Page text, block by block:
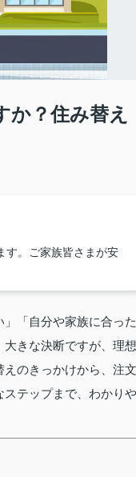
か？住み替え
す。ご家族皆さまが安
「自分や家族に合った
きな決断ですが、理想
のきっかけから、注文
テップまで、わかりや